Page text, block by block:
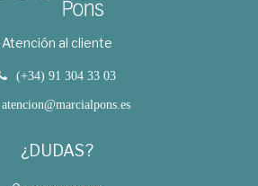
Atención al cliente
(+34) 91 304 33 03
atencion@marcialpons.es
¿DUDAS?